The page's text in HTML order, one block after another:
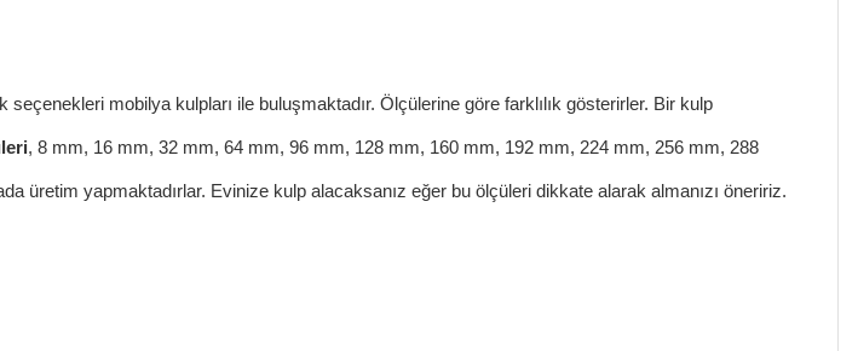
seçenekleri mobilya kulpları ile buluşmaktadır. Ölçülerine göre farklılık gösterirler. Bir kulp
, 8 mm, 16 mm, 32 mm, 64 mm, 96 mm, 128 mm, 160 mm, 192 mm, 224 mm, 256 mm, 288
yapmaktadırlar. Evinize kulp alacaksanız eğer bu ölçüleri dikkate alarak almanızı öneririz.